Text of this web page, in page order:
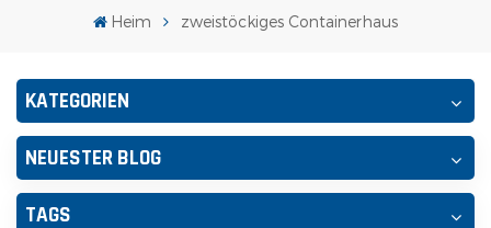
Heim zweistöckiges Containerhaus
KATEGORIEN
NEUESTER BLOG
TAGS